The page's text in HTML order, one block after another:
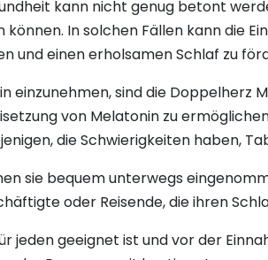
kann nicht genug betont
In solchen Fällen kann die
und einen erholsamen Schlaf zu
sind die Doppelherz
von Melatonin zu
die Schwierigkeiten haben,
sie bequem unterwegs
oder Reisende, die ihren
jeden geeignet ist und vor der